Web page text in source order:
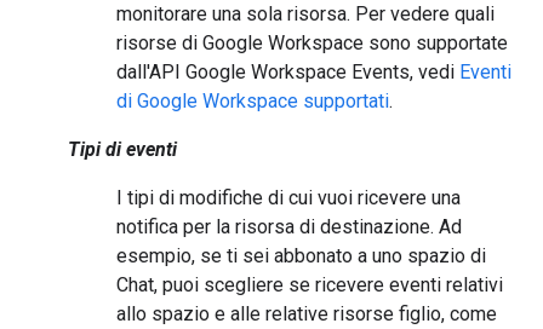
monitorare una sola risorsa. Per vedere quali
risorse di Google Workspace sono supportate
dall'API Google Workspace Events, vedi Eventi
di Google Workspace supportati.
Tipi di eventi
I tipi di modifiche di cui vuoi ricevere una
notifica per la risorsa di destinazione. Ad
esempio, se ti sei abbonato a uno spazio di
Chat, puoi scegliere se ricevere eventi relativi
allo spazio e alle relative risorse figlio, come